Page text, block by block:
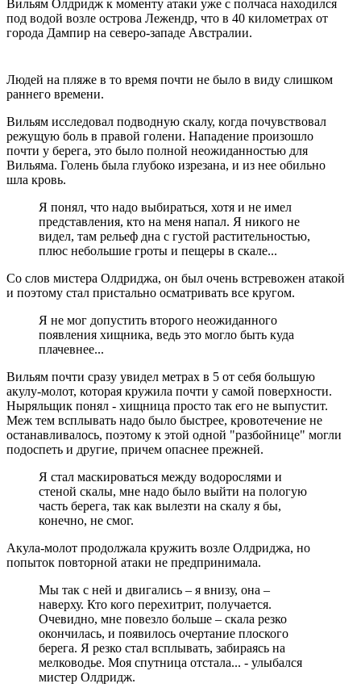
Вильям Олдридж к моменту атаки уже с полчаса находился
под водой возле острова Лежендр, что в 40 километрах от
города Дампир на северо-западе Австралии.
Людей на пляже в то время почти не было в виду слишком
раннего времени.
Вильям исследовал подводную скалу, когда почувствовал
режущую боль в правой голени. Нападение произошло
почти у берега, это было полной неожиданностью для
Вильяма. Голень была глубоко изрезана, и из нее обильно
шла кровь.
Я понял, что надо выбираться, хотя и не имел
представления, кто на меня напал. Я никого не
видел, там рельеф дна с густой растительностью,
плюс небольшие гроты и пещеры в скале...
Со слов мистера Олдриджа, он был очень встревожен атакой
и поэтому стал пристально осматривать все кругом.
Я не мог допустить второго неожиданного
появления хищника, ведь это могло быть куда
плачевнее...
Вильям почти сразу увидел метрах в 5 от себя большую
акулу-молот, которая кружила почти у самой поверхности.
Ныряльщик понял - хищница просто так его не выпустит.
Меж тем всплывать надо было быстрее, кровотечение не
останавливалось, поэтому к этой одной "разбойнице" могли
подоспеть и другие, причем опаснее прежней.
Я стал маскироваться между водорослями и
стеной скалы, мне надо было выйти на пологую
часть берега, так как вылезти на скалу я бы,
конечно, не смог.
Акула-молот продолжала кружить возле Олдриджа, но
попыток повторной атаки не предпринимала.
Мы так с ней и двигались – я внизу, она –
наверху. Кто кого перехитрит, получается.
Очевидно, мне повезло больше – скала резко
окончилась, и появилось очертание плоского
берега. Я резко стал всплывать, забираясь на
мелководье. Моя спутница отстала... - улыбался
мистер Олдридж.